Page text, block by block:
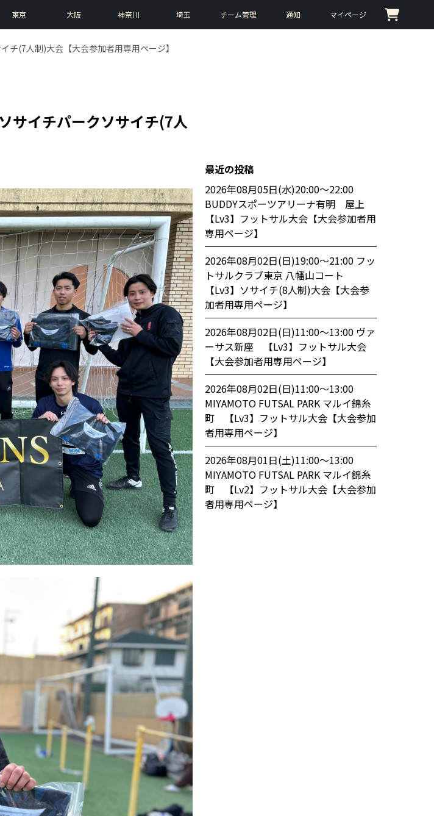
東京 大阪 神奈川 埼玉 チーム管理 通知 マイページ
チ(7人制)大会【大会参加者用専用ページ】
サイチパークソサイチ(7人
最近の投稿
2026年08月05日(水)20:00〜22:00
BUDDYスポーツアリーナ有明 屋上
【Lv3】フットサル大会【大会参加者用
専用ページ】
2026年08月02日(日)19:00〜21:00 フッ
トサルクラブ東京 八幡山コート
【Lv3】ソサイチ(8人制)大会【大会参
加者用専用ページ】
2026年08月02日(日)11:00〜13:00 ヴァ
ーサス新座 【Lv3】フットサル大会
【大会参加者用専用ページ】
2026年08月02日(日)11:00〜13:00
MIYAMOTO FUTSAL PARK マルイ錦糸
町 【Lv3】フットサル大会【大会参加
者用専用ページ】
2026年08月01日(土)11:00〜13:00
MIYAMOTO FUTSAL PARK マルイ錦糸
町 【Lv2】フットサル大会【大会参加
者用専用ページ】